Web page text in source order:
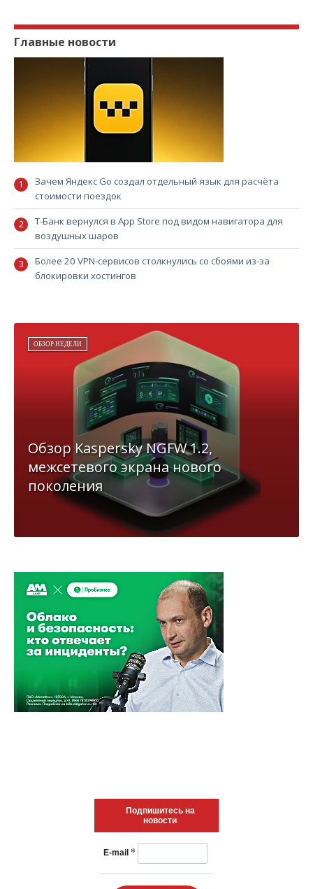
Главные новости
Зачем Яндекс Go создал отдельный язык для расчёта
стоимости поездок
Т-Банк вернулся в App Store под видом навигатора для
воздушных шаров
Более 20 VPN-сервисов столкнулись со сбоями из-за
блокировки хостингов
ОБЗОР НЕДЕЛИ
Обзор Kaspersky NGFW 1.2,
межсетевого экрана нового
поколения
Подпишитесь на
новости
E-mail *